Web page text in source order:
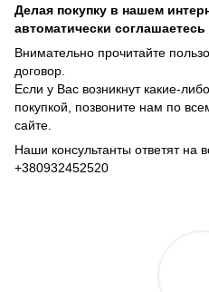
Делая покупку в нашем
автоматически
Внимательно прочитайте
договор.
Если у Вас возникнут какие-
покупкой, позвоните нам по
сайте.
Наши консультанты ответят на
+380932452520